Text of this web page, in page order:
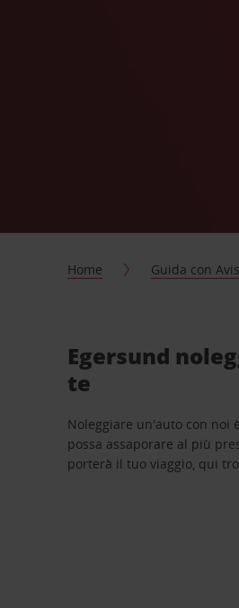
Home Guida con Avis
Egersund
te
Noleggiare un'auto con noi
possa assaporare al più
porterà il tuo viaggio, qui